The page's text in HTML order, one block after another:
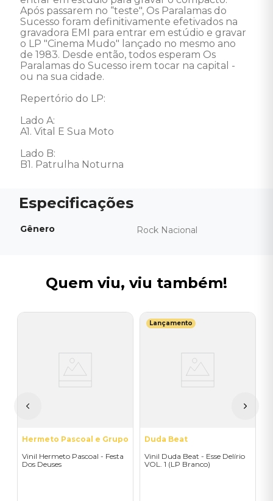
Após passarem no “teste", Os Paralamas do
Sucesso foram definitivamente efetivados na
gravadora EMI para entrar em estúdio e gravar
o LP "Cinema Mudo" lançado no mesmo ano
de 1983. Desde então, todos esperam Os
Paralamas do Sucesso irem tocar na capital -
ou na sua cidade.
Repertório do LP:
Lado A:
A1. Vital E Sua Moto
Lado B:
B1. Patrulha Noturna
Gênero Rock Nacional
Quem viu, viu também!
Hermeto Pascoal e Grupo
Vinil Hermeto Pascoal - Festa
Dos Deuses
Lançamento
Duda Beat
Vinil Duda Beat - Esse Delírio
VOL. 1 (LP Branco)